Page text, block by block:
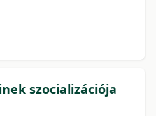
szocializációja